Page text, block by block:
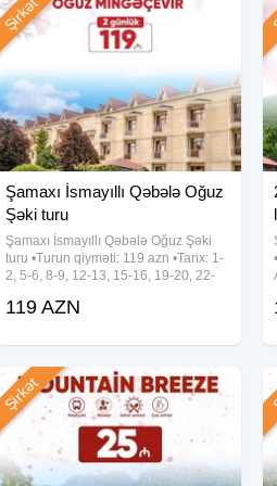
- Komfortlu nəqliyyat peşəkar tur
- GIS Hotel-də yerləşmə
- 2 dəfə səhər yeməyi
✓Hotelxidmətləri: Hovuz • Gym
futbol meydanı
• Toplanış: 06:30 - Gənclik m/s
• Çıxış: 07:00 Bakıya qayıdış: 23:30
Şamaxı İsmayıllı Qəbələ Oğuz
Şəki turu
Şamaxı İsmayıllı Qəbələ Oğuz Şəki
turu •Turun qiyməti: 119 azn •Tarix: 1-
2, 5-6, 8-9, 12-13, 15-16, 19-20, 22-
daxildir: - Komfortlu nəqliyyat - Yeddi
Şirkət
119 AZN
Şirkət